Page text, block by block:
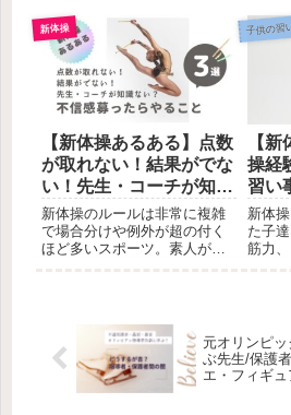
なかないですよね？ここで、
長年ある新体操クラブ選手ク
ラスに所属してきたNicoよ
り、実体験に基づく金銭的詳
細情報を共有させていただき
ます。
のル
のか
りや
アで
す。
る皆
幸いで
新体操
【新体操あるある】点数
が取れない！結果がでな
い！先生・コーチが知識
ない？不信感募ったらや
ること３選
新体操のルールは非常に複雑
で場合分けや例外が超の付く
ほど多いスポーツ。素人が習
回「点数が伸びない」「結果
が出ない」「演技の構成がな
んとなくイマイチ」なんてこ
とが続いたら・・・不信感が
子供の習
【
操経
習い
リッ
新体
た子
筋力
では
操ガ
ら？
元オリンピ
ぶ先生/保護
エ・フィギュ